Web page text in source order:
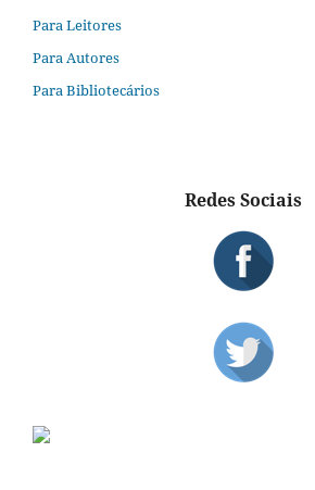
Para Leitores
Para Autores
Para Bibliotecários
Redes Sociais